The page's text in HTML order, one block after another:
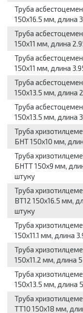
Труба
150x16.5 мм, длина
Труба
150x11 мм, длина
Труба
150x11 мм, длина
Труба
150x13.5 мм, длина
Труба
150x13.5 мм, длина
Труба
БНТ 150x10 мм,
Труба
БНТТ 150x9 мм,
штуку
Труба
ВТ12 150x16.5 мм,
штуку
Труба
150x11.1 мм, длина
Труба
150x11.2 мм, длина
Труба
150x13.5 мм, длина
Труба
ТТ10 150x18 мм,